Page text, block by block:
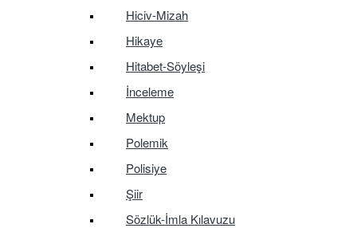
Hiciv-Mizah
Hikaye
Hitabet-Söyleşi
İnceleme
Mektup
Polemik
Polisiye
Şiir
Sözlük-İmla Kılavuzu